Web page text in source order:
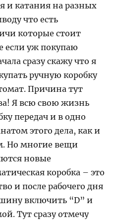
и катания на разных
что есть
которые стоит
если уж покупаю
сразу скажу что я
ручную коробку
Причина тут
Я всю свою жизнь
передач и в одно
этого дела, как и
Но многие вещи
новые
коробка – это
и после рабочего дня
включить “D” и
Тут сразу отмечу